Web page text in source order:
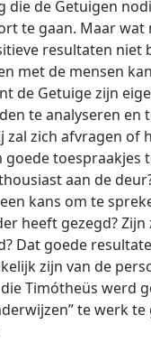
die de Getuigen
te gaan. Maar wat
resultaten niet
met de mensen
de Getuige zijn
te analyseren en
zal zich afvragen of
toespraakjes
aan de
kans om te
heeft gezegd?
Dat goede
zijn van de
Timótheüs werd
te werk